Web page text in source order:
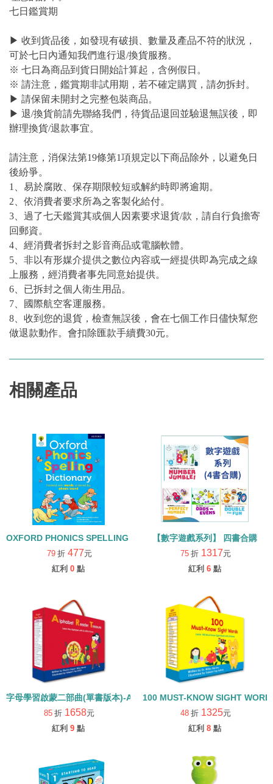
七日鑑賞期
▶ 收到貨品後，如發現有破損、數量及產品不符的狀況，
可於七日內通知我們進行退/換貨服務。
※ 七日為商品到貨日開始計算起，含例假日。
※ 請注意，鑑賞期非試用期，若不確定購買，請勿拆封。
▶ 請保留未開封之完整包裝商品。
▶ 退/換貨前請先聯絡我們，待貨品退回並驗退無誤後，即
辦理換貨/退款事宜。
請注意，消保法第19條第1項規定以下商品除外，以避免日
後紛爭。
1、易於腐敗、保存期限較短或解約時即將逾期。
2、依消費者要求所為之客製化給付。
3、過了七天鑑賞其或個人因素要求退貨/款，請自行負擔寄
回郵資。
4、經消費者拆封之影音商品或電腦軟體。
5、非以有形媒介提供之數位內容或一經提供即為完成之線
上服務，經消費者事先同意始提供。
6、已拆封之個人衛生用品。
7、國際航空客運服務。
8、收到您的退貨，檢查無誤後，會在七個工作日儘快幫您
做退款動作。會扣除匯款手續費30元。
相關產品
OXFORD PHONICS SPELLING DICTIONARY
79 折 477元
紅利 0 點
【數字遊戲系列】 四書合購
75 折 1317元
紅利 6 點
字母學習啟蒙二部曲(單書版本)-ALPHABET READER TREASURE /
85 折 1658元
紅利 9 點
100 MUST-KNOW SIGHT
48 折 1325元
紅利 8 點